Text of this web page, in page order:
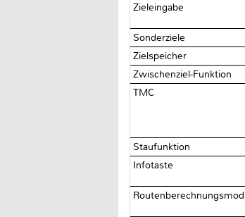
Zieleingabe
Sonderziele
Zielspeicher
Zwischenziel-Funktion
TMC
Staufunktion
Infotaste